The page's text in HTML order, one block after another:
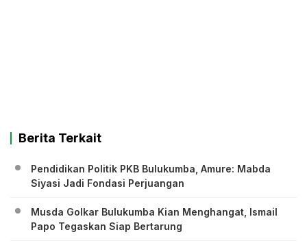
Berita Terkait
Pendidikan Politik PKB Bulukumba, Amure: Mabda
Siyasi Jadi Fondasi Perjuangan
Musda Golkar Bulukumba Kian Menghangat, Ismail
Papo Tegaskan Siap Bertarung